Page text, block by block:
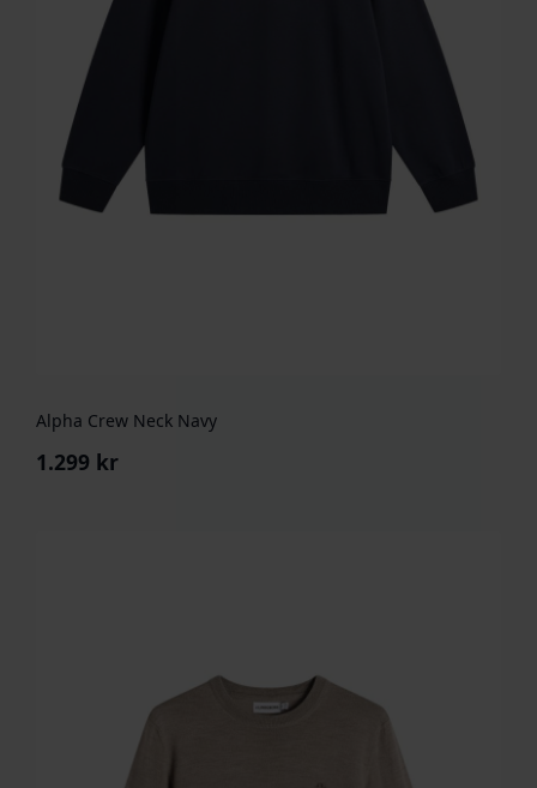
Alpha Crew Neck Navy
1.299 kr